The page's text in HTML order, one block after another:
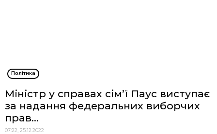
Політика
Міністр у справах сім’ї Паус виступає
за надання федеральних виборчих
прав...
07:22, 25.12.2022